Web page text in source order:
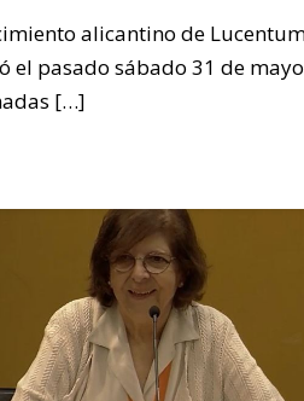
alicantino de
el pasado sábado 31 de
[…]